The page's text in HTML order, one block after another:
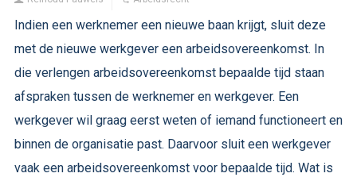
Indien een werknemer een nieuwe baan krijgt, sluit deze
met de nieuwe werkgever een arbeidsovereenkomst. In
die verlengen arbeidsovereenkomst bepaalde tijd staan
afspraken tussen de werknemer en werkgever. Een
werkgever wil graag eerst weten of iemand functioneert en
binnen de organisatie past. Daarvoor sluit een werkgever
vaak een arbeidsovereenkomst voor bepaalde tijd. Wat is